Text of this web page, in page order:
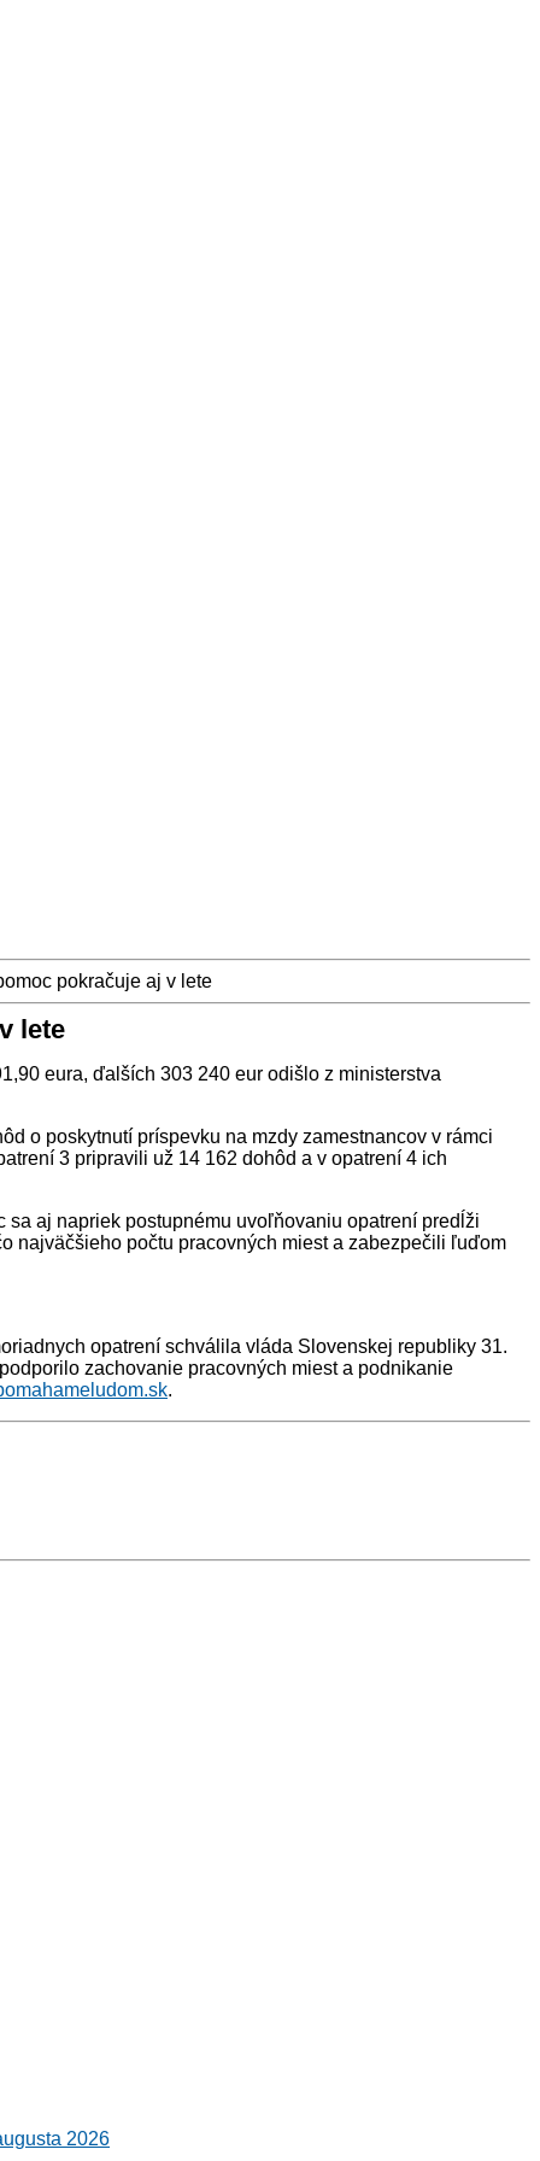
pokračuje aj v lete
lete
eura, ďalších 303 240 eur odišlo z ministerstva
o poskytnutí príspevku na mzdy zamestnancov v rámci
3 pripravili už 14 162 dohôd a v opatrení 4 ich
aj napriek postupnému uvoľňovaniu opatrení predĺži
najväčšieho počtu pracovných miest a zabezpečili ľuďom
opatrení schválila vláda Slovenskej republiky 31.
zachovanie pracovných miest a podnikanie
.
2026